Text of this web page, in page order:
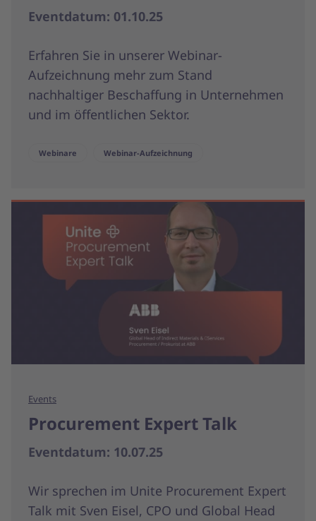
Eventdatum: 01.10.25
Erfahren Sie in unserer Webinar-
Aufzeichnung mehr zum Stand
nachhaltiger Beschaffung in Unternehmen
und im öffentlichen Sektor.
Webinare Webinar-Aufzeichnung
Events
Procurement Expert Talk
Eventdatum: 10.07.25
Wir sprechen im Unite Procurement Expert
Talk mit Sven Eisel, CPO und Global Head